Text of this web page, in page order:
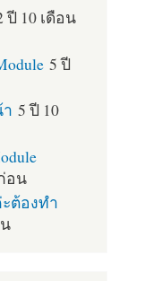
ปี 10 เดือน
5 ปี
5 ปี 10
อน
ต้องทำ